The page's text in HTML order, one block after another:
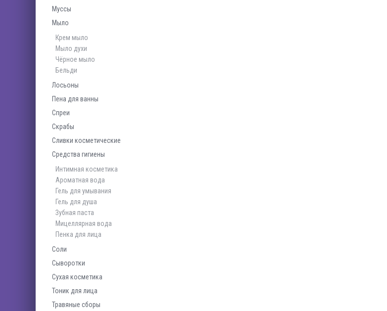
Муссы
Мыло
Крем мыло
Мыло духи
Чёрное мыло
Бельди
Лосьоны
Пена для ванны
Спреи
Скрабы
Сливки косметические
Средства гигиены
Интимная косметика
Ароматная вода
Гель для умывания
Гель для душа
Зубная паста
Мицеллярная вода
Пенка для лица
Соли
Сыворотки
Сухая косметика
Тоник для лица
Травяные сборы